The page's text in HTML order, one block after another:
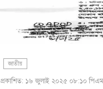
জাতীয়
প্রকাশিত: ১৬ জুলাই ২০২৫ ০৮:১০ পিএম